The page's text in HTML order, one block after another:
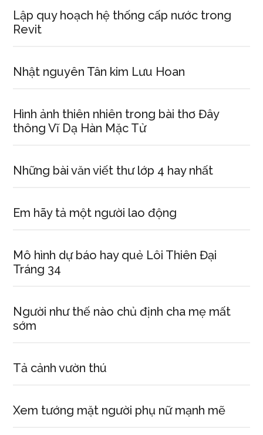
Lập quy hoạch hệ thống cấp nước trong
Revit
Nhật nguyên Tân kim Lưu Hoan
Hình ảnh thiên nhiên trong bài thơ Đây
thông Vĩ Dạ Hàn Mặc Tử
Những bài văn viết thư lớp 4 hay nhất
Em hãy tả một người lao động
Mô hình dự báo hay quẻ Lôi Thiên Đại
Tráng 34
Người như thế nào chủ định cha mẹ mất
sớm
Tả cảnh vườn thú
Xem tướng mặt người phụ nữ mạnh mẽ